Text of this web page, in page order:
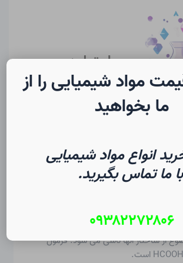
سایت لرن
شیمی
اسید در شیمی | فرهنگ
از ساختار آنها ناشی می شود. فرمول
مواد شیمیایی را از
ما بخواهید
انواع مواد شیمیایی
با ما تماس بگیرید.
۰۹۳۸۲۲۷۲۸۰۶